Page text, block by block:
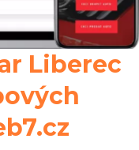
Liberec